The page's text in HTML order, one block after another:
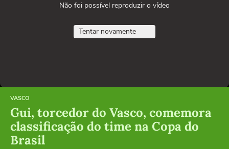
Não foi possível reproduzir o vídeo
Tentar novamente
VASCO
Gui, torcedor do Vasco, comemora
classificação do time na Copa do
Brasil